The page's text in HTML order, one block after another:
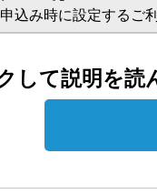
込み時に設定するご
して説明を